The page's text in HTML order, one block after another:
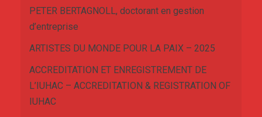
PETER BERTAGNOLL, doctorant en gestion
d’entreprise
ARTISTES DU MONDE POUR LA PAIX – 2025
ACCREDITATION ET ENREGISTREMENT DE
L’IUHAC – ACCREDITATION & REGISTRATION OF
IUHAC